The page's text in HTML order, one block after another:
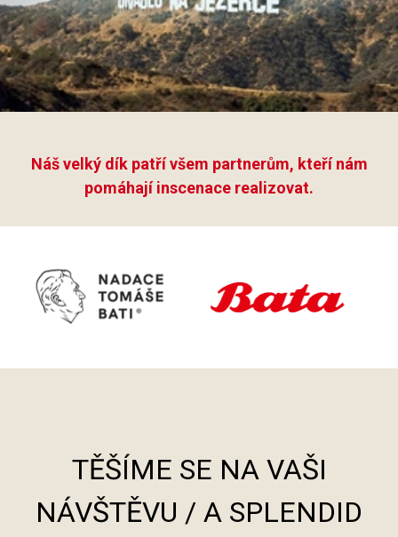
Náš velký dík patří všem partnerům, kteří nám
pomáhají inscenace realizovat.
TĚŠÍME SE NA VAŠI
NÁVŠTĚVU / A SPLENDID